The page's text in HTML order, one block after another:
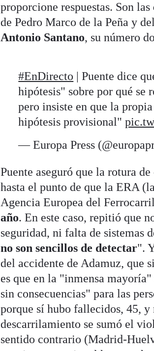
proporcione respuestas. Son
de Pedro Marco de la Peña y
Antonio Santano, su número
#EnDirecto | Puente dice
hipótesis" sobre por qué se
pero insiste en que la
hipótesis provisional"
— Europa Press
Puente aseguró que la rotura
hasta el punto de que la ERA
Agencia Europea del
año. En este caso, repitió que
seguridad, ni falta de sistemas
no son sencillos de detectar".
del accidente de Adamuz, que
es que en la "inmensa
sin consecuencias" para las
porque sí hubo fallecidos, 45, y
descarrilamiento se sumó el
sentido contrario (Madrid-